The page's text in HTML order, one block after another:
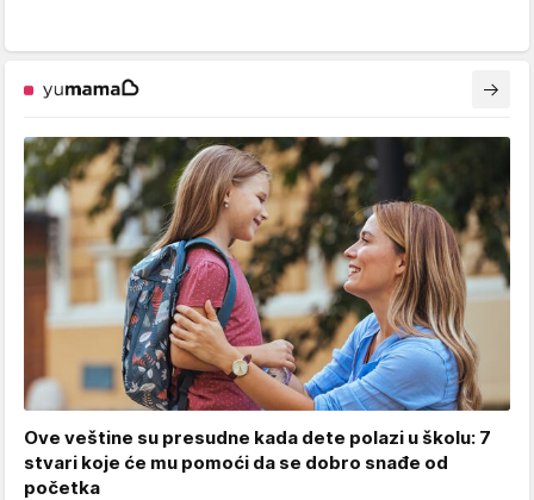
Ove veštine su presudne kada dete polazi u školu: 7
stvari koje će mu pomoći da se dobro snađe od
početka